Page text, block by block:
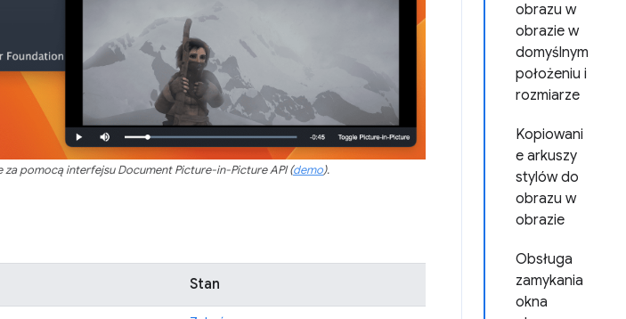
obrazu w
obrazie w
domyślnym
położeniu i
rozmiarze
Kopiowani
e arkuszy
stylów do
obrazu w
obrazie
Obsługa
zamykania
okna
pomocą interfejsu Document Picture-in-Picture API (demo).
Stan